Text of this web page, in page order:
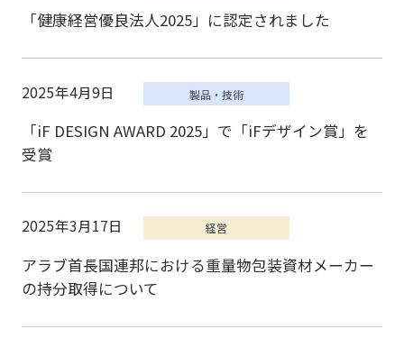
「健康経営優良法人2025」に認定されました
2025年4月9日
「iF DESIGN AWARD 2025」で「iFデザイン賞」を
受賞
2025年3月17日
アラブ首長国連邦における重量物包装資材メーカー
の持分取得について